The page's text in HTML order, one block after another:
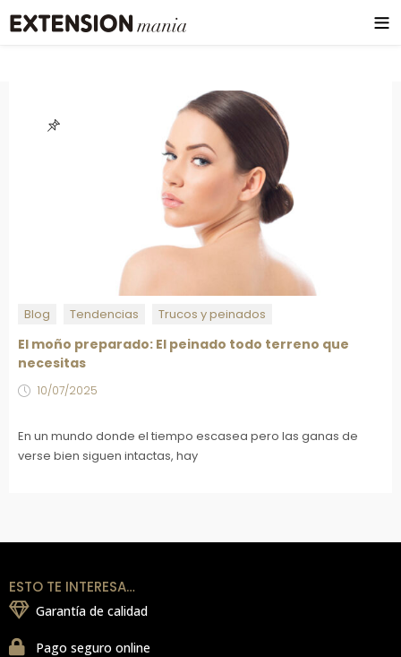
Blog Tendencias Trucos y peinados
El moño preparado: El peinado todo terreno que
necesitas
10/07/2025
En un mundo donde el tiempo escasea pero las ganas de
verse bien siguen intactas, hay
ESTO TE INTERESA…
Garantía de calidad
Pago seguro online